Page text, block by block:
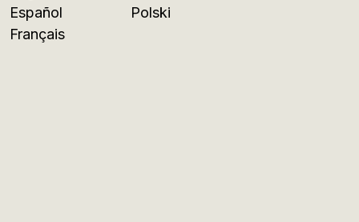
Español
Français
Polski